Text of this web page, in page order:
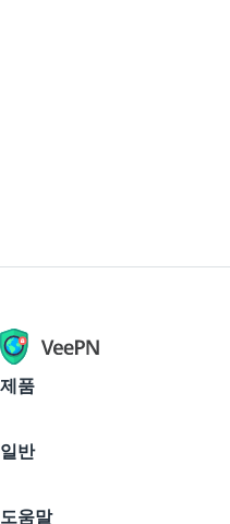
제품
VPN for macOS
iOS VPN
일반
도움말